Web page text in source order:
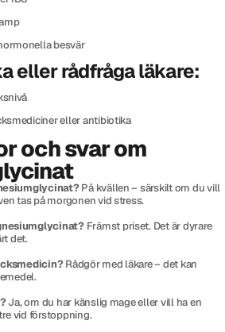
besvär
eller rådfråga läkare:
eller antibiotika
och svar om
På kvällen – särskilt om du vill
tas på morgonen vid stress.
Främst priset. Det är dyrare
det.
Rådgör med läkare – det kan
Ja, om du har känslig mage eller vill ha en
vid förstoppning.